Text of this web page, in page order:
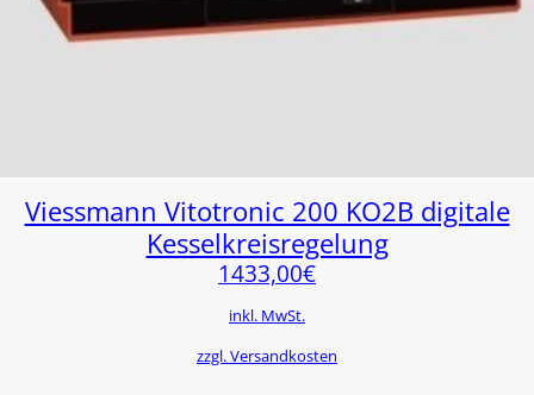
Viessmann Vitotronic 200 KO2B digitale
Kesselkreisregelung
1433,00€
inkl. MwSt.
zzgl. Versandkosten